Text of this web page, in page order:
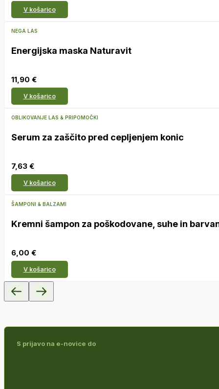
V košarico
NEGA LAS
Energijska maska Naturavit
11,90 €
V košarico
OBLIKOVANJE LAS & PRIPOMOČKI
Serum za zaščito pred cepljenjem konic
7,63 €
V košarico
ŠAMPONI & BALZAMI
Kremni šampon za poškodovane, suhe in
6,00 €
V košarico
S prijavo na e-novice do